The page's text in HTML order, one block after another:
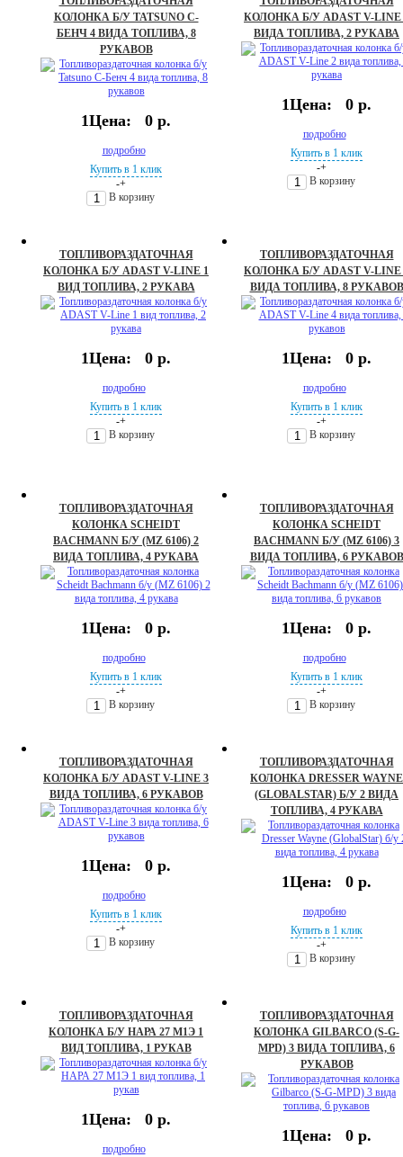
КОЛОНКА Б/У TATSUNO С-
БЕНЧ 4 ВИДА ТОПЛИВА, 8
РУКАВОВ
1Цена: 0 р.
подробно
Купить в 1 клик
-+
В корзину
КОЛОНКА Б/У ADAST V-LINE
ВИДА ТОПЛИВА, 2 РУКАВА
1Цена: 0 р.
подробно
Купить в 1 клик
-+
В корзину
ТОПЛИВОРАЗДАТОЧНАЯ
КОЛОНКА Б/У ADAST V-LINE 1
ВИД ТОПЛИВА, 2 РУКАВА
1Цена: 0 р.
подробно
Купить в 1 клик
-+
В корзину
ТОПЛИВОРАЗДАТОЧНАЯ
КОЛОНКА Б/У ADAST V-LINE
ВИДА ТОПЛИВА, 8 РУКАВОВ
1Цена: 0 р.
подробно
Купить в 1 клик
-+
В корзину
ТОПЛИВОРАЗДАТОЧНАЯ
КОЛОНКА SCHEIDT
BACHMANN Б/У (MZ 6106) 2
ВИДА ТОПЛИВА, 4 РУКАВА
1Цена: 0 р.
подробно
Купить в 1 клик
-+
В корзину
ТОПЛИВОРАЗДАТОЧНАЯ
КОЛОНКА SCHEIDT
BACHMANN Б/У (MZ 6106) 3
ВИДА ТОПЛИВА, 6 РУКАВОВ
1Цена: 0 р.
подробно
Купить в 1 клик
-+
В корзину
ТОПЛИВОРАЗДАТОЧНАЯ
КОЛОНКА Б/У ADAST V-LINE 3
ВИДА ТОПЛИВА, 6 РУКАВОВ
1Цена: 0 р.
подробно
Купить в 1 клик
-+
В корзину
ТОПЛИВОРАЗДАТОЧНАЯ
КОЛОНКА DRESSER WAYNE
(GLOBALSTAR) Б/У 2 ВИДА
ТОПЛИВА, 4 РУКАВА
1Цена: 0 р.
подробно
Купить в 1 клик
-+
В корзину
ТОПЛИВОРАЗДАТОЧНАЯ
КОЛОНКА Б/У НАРА 27 М1Э 1
ВИД ТОПЛИВА, 1 РУКАВ
1Цена: 0 р.
подробно
ТОПЛИВОРАЗДАТОЧНАЯ
КОЛОНКА GILBARCO (S-G-
MPD) 3 ВИДА ТОПЛИВА, 6
РУКАВОВ
1Цена: 0 р.